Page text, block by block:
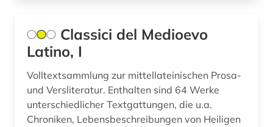
Classici del Medioevo
Latino, I
Volltextsammlung zur mittellateinischen Prosa-
und Versliteratur. Enthalten sind 64 Werke
unterschiedlicher Textgattungen, die u.a.
Chroniken, Lebensbeschreibungen von Heiligen